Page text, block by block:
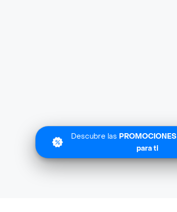
Descubre las PROMOCIONES
para ti